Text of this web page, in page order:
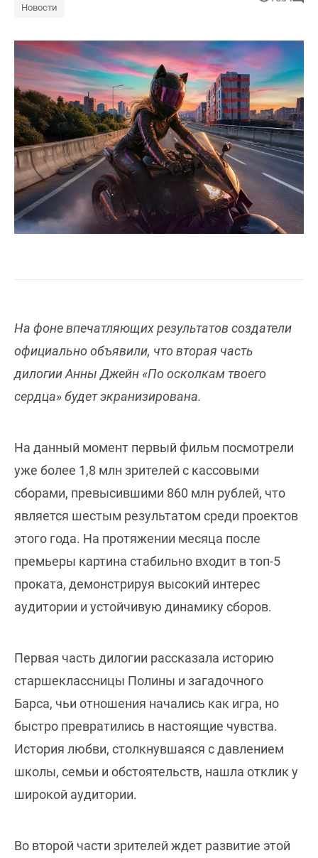
Новости
На фоне впечатляющих результатов создатели
официально объявили, что вторая часть
дилогии Анны Джейн «По осколкам твоего
сердца» будет экранизирована.
На данный момент первый фильм посмотрели
уже более 1,8 млн зрителей с кассовыми
сборами, превысившими 860 млн рублей, что
является шестым результатом среди проектов
этого года. На протяжении месяца после
премьеры картина стабильно входит в топ-5
проката, демонстрируя высокий интерес
аудитории и устойчивую динамику сборов.
Первая часть дилогии рассказала историю
старшеклассницы Полины и загадочного
Барса, чьи отношения начались как игра, но
быстро превратились в настоящие чувства.
История любви, столкнувшаяся с давлением
школы, семьи и обстоятельств, нашла отклик у
широкой аудитории.
Во второй части зрителей ждет развитие этой